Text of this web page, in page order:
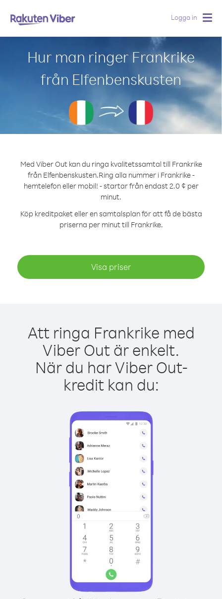
Logga in
Hur man ringer Frankrike
från Elfenbenskusten
Med Viber Out kan du ringa kvalitetssamtal till Frankrike
från Elfenbenskusten.Ring alla nummer i Frankrike -
hemtelefon eller mobil! - startar från endast 2.0 ¢ per
minut.
Köp kreditpaket eller en samtalsplan för att få de bästa
priserna per minut till Frankrike.
Visa priser
Att ringa Frankrike med
Viber Out är enkelt.
När du har Viber Out-
kredit kan du: